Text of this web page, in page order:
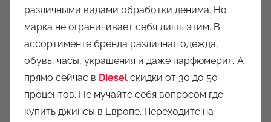
различными видами обработки денима. Но
марка не ограничивает себя лишь этим. В
ассортименте бренда различная одежда,
обувь, часы, украшения и даже парфюмерия. А
прямо сейчас в Diesel скидки от 30 до 50
процентов. Не мучайте себя вопросом где
купить джинсы в Европе. Переходите на